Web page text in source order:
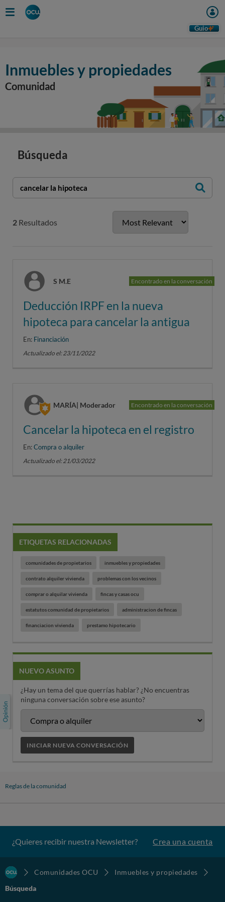
Guio
Inmuebles y propiedades
Comunidad
Búsqueda
2 Resultados
S M.E Encontrado en la conversación
Deducción IRPF en la nueva
hipoteca para cancelar la antigua
En: Financiación
Actualizado el: 23/11/2022
MARÍA| Moderador Encontrado en la conversación
Cancelar la hipoteca en el registro
En:Compra o alquiler
Actualizado el: 21/03/2022
ETIQUETAS RELACIONADAS
comunidades de propietarios inmuebles y propiedades
contrato alquiler vivienda problemas con los vecinos
comprar o alquilar vivienda fincas y casas ocu
estatutos comunidad de propietarios administracion de fincas
financiacion vivienda prestamo hipotecario
NUEVO ASUNTO
¿Hay un tema del que querrías hablar? ¿No encuentras
ninguna conversación sobre ese asunto?
INICIAR NUEVA CONVERSACIÓN
Reglas de la comunidad
¿Quieres recibir nuestra Newsletter? Crea una cuenta
Comunidades OCU
Inmuebles y propiedades
Búsqueda